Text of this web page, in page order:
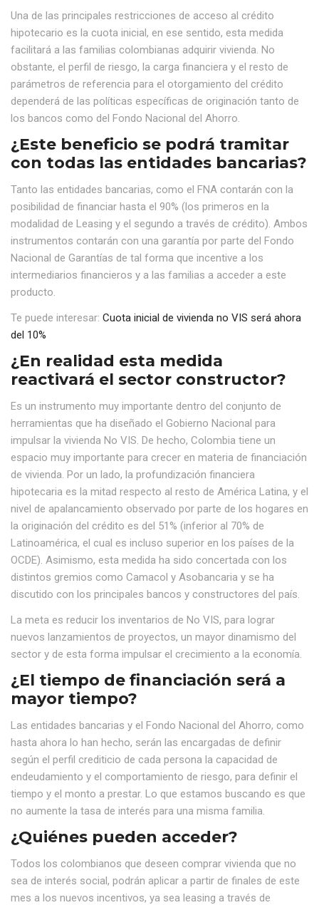
Una de las principales restricciones de acceso al crédito
hipotecario es la cuota inicial, en ese sentido, esta medida
facilitará a las familias colombianas adquirir vivienda. No
obstante, el perfil de riesgo, la carga financiera y el resto de
parámetros de referencia para el otorgamiento del crédito
dependerá de las políticas específicas de originación tanto de
los bancos como del Fondo Nacional del Ahorro.
¿Este beneficio se podrá tramitar
con todas las entidades bancarias?
Tanto las entidades bancarias, como el FNA contarán con la
posibilidad de financiar hasta el 90% (los primeros en la
modalidad de Leasing y el segundo a través de crédito). Ambos
instrumentos contarán con una garantía por parte del Fondo
Nacional de Garantías de tal forma que incentive a los
intermediarios financieros y a las familias a acceder a este
producto.
Te puede interesar: Cuota inicial de vivienda no VIS será ahora
del 10%
¿En realidad esta medida
reactivará el sector constructor?
Es un instrumento muy importante dentro del conjunto de
herramientas que ha diseñado el Gobierno Nacional para
impulsar la vivienda No VIS. De hecho, Colombia tiene un
espacio muy importante para crecer en materia de financiación
de vivienda. Por un lado, la profundización financiera
hipotecaria es la mitad respecto al resto de América Latina, y el
nivel de apalancamiento observado por parte de los hogares en
la originación del crédito es del 51% (inferior al 70% de
Latinoamérica, el cual es incluso superior en los países de la
OCDE). Asimismo, esta medida ha sido concertada con los
distintos gremios como Camacol y Asobancaria y se ha
discutido con los principales bancos y constructores del país.
La meta es reducir los inventarios de No VIS, para lograr
nuevos lanzamientos de proyectos, un mayor dinamismo del
sector y de esta forma impulsar el crecimiento a la economía.
¿El tiempo de financiación será a
mayor tiempo?
Las entidades bancarias y el Fondo Nacional del Ahorro, como
hasta ahora lo han hecho, serán las encargadas de definir
según el perfil crediticio de cada persona la capacidad de
endeudamiento y el comportamiento de riesgo, para definir el
tiempo y el monto a prestar. Lo que estamos buscando es que
no aumente la tasa de interés para una misma familia.
¿Quiénes pueden acceder?
Todos los colombianos que deseen comprar vivienda que no
sea de interés social, podrán aplicar a partir de finales de este
mes a los nuevos incentivos, ya sea leasing a través de